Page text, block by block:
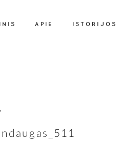
APIE ISTORIJOS